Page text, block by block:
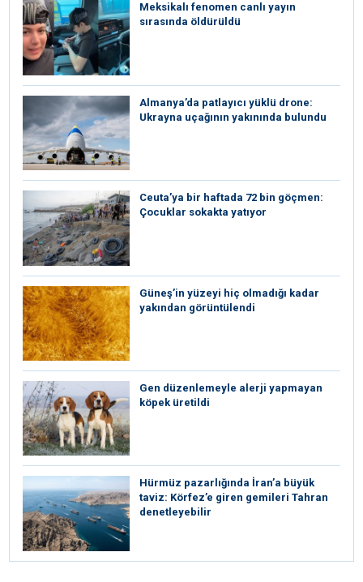
Meksikalı fenomen canlı yayın
sırasında öldürüldü
Almanya’da patlayıcı yüklü drone:
Ukrayna uçağının yakınında bulundu
Ceuta’ya bir haftada 72 bin göçmen:
Çocuklar sokakta yatıyor
Güneş’in yüzeyi hiç olmadığı kadar
yakından görüntülendi
Gen düzenlemeyle alerji yapmayan
köpek üretildi
Hürmüz pazarlığında İran’a büyük
taviz: Körfez’e giren gemileri Tahran
denetleyebilir